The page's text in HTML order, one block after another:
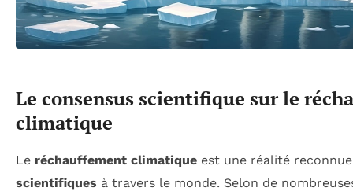
Le consensus scientifique sur le
climatique
Le réchauffement climatique est une réalité
scientifiques à travers le monde. Selon de